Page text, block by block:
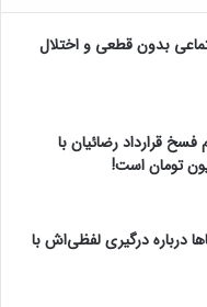
بدون قطعی و اختلال
قرارداد رضائیان با
درباره درگیری لفظی‌اش با